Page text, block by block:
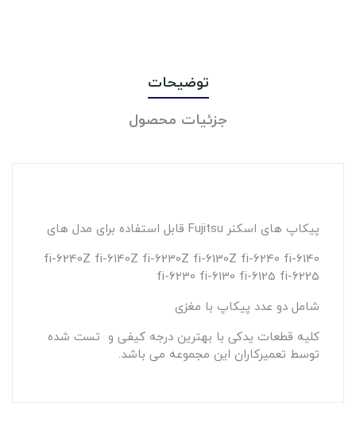
توضیحات
جزئیات محصول
پیکاپ های اسکنر Fujitsu قابل استفاده برای مدل های
fi-6240Z fi-6140Z fi-6230Z fi-6130Z fi-6240 fi-6140
fi-6230 fi-6130 fi-6125 fi-6225
شامل دو عدد پیکاپ با مغزی
کلیه قطعات یدکی با بهترین درجه کیفی و تست شده
توسط تعمیرکاران این مجموعه می باشد.